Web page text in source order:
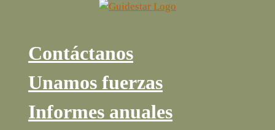
Contáctanos
Unamos fuerzas
Informes anuales